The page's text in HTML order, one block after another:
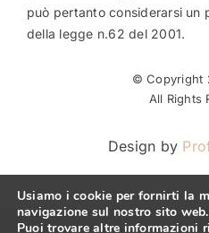
può pertanto considerarsi un
della legge n.62 del 2001.
© Copyright
All Rights
Design by
Usiamo i cookie per fornirti la
navigazione sul nostro sito web.
Puoi trovare altre informazioni